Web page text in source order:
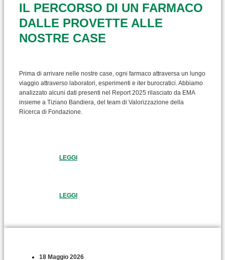
IL PERCORSO DI UN FARMACO
DALLE PROVETTE ALLE
NOSTRE CASE
Prima di arrivare nelle nostre case, ogni farmaco attraversa un lungo
viaggio attraverso laboratori, esperimenti e iter burocratici. Abbiamo
analizzato alcuni dati presenti nel Report 2025 rilasciato da EMA
insieme a Tiziano Bandiera, del team di Valorizzazione della
Ricerca di Fondazione.
LEGGI
LEGGI
18 Maggio 2026